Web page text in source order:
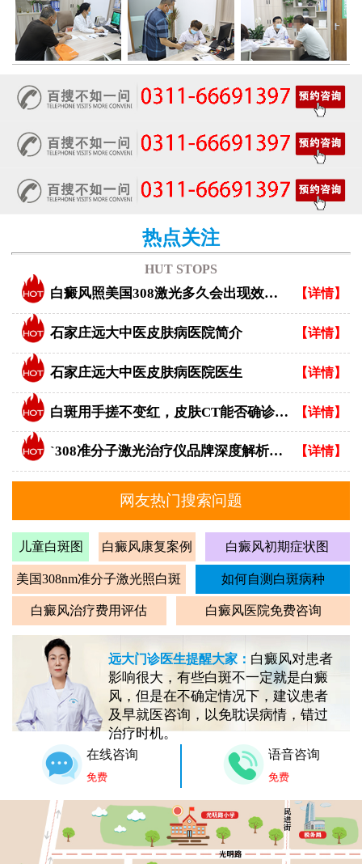
热点关注
HUT STOPS
白癜风照美国308激光多久会出现效果？ 【详情】
石家庄远大中医皮肤病医院简介 【详情】
石家庄远大中医皮肤病医院医生 【详情】
白斑用手搓不变红，皮肤CT能否确诊白癜风？ 【详情】
`308准分子激光治疗仪品牌深度解析：专业视角下的优选指南` 【详情】
网友热门搜索问题
儿童白斑图 白癜风康复案例 白癜风初期症状图
美国308nm准分子激光照白斑 如何自测白斑病种
白癜风治疗费用评估 白癜风医院免费咨询
远大门诊医生提醒大家： 白癜风对患者
影响很大，有些白斑不一定就是白癜
风，但是在不确定情况下，建议患者
及早就医咨询，以免耽误病情，错过
治疗时机。
在线咨询
免费
语音咨询
免费